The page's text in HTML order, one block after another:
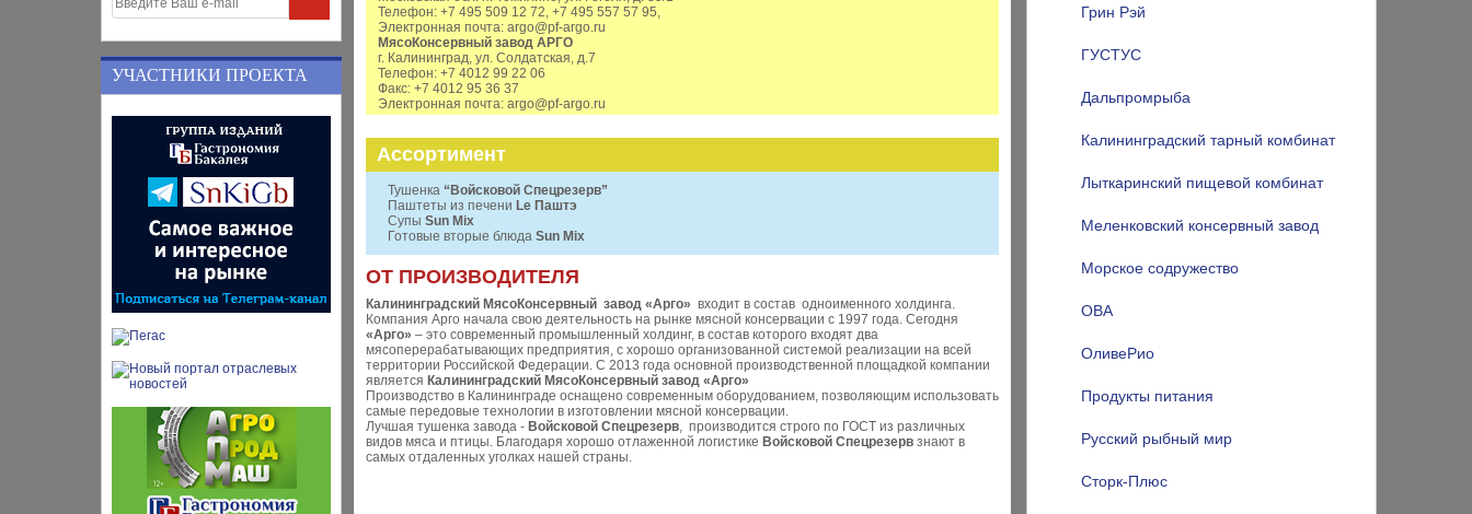
УЧАСТНИКИ ПРОЕКТА
Грин Рэй
ГУСТУС
Дальпромрыба
Калининградский тарный комбинат
Лыткаринский пищевой комбинат
Меленковский консервный завод
Морское содружество
ОВА
ОливеРио
Продукты питания
Русский рыбный мир
Сторк-Плюс
Телефон: +7 495 509 12 72, +7 495 557 57 95,
Электронная почта: argo@pf-argo.ru
МясоКонсервный завод АРГО
г. Калининград, ул. Солдатская, д.7
Телефон: +7 4012 99 22 06
Факс: +7 4012 95 36 37
Электронная почта: argo@pf-argo.ru
Ассортимент
Тушенка “Войсковой Спецрезерв”
Паштеты из печени Lе Паштэ
Супы Sun Mix
Готовые вторые блюда Sun Mix
ОТ ПРОИЗВОДИТЕЛЯ
Калининградский МясоКонсервный завод «Арго» входит в состав одноименного холдинга.
Компания Арго начала свою деятельность на рынке мясной консервации с 1997 года. Сегодня
«Арго» – это современный промышленный холдинг, в состав которого входят два
мясоперерабатывающих предприятия, с хорошо организованной системой реализации на всей
территории Российской Федерации. С 2013 года основной производственной площадкой компании
является Калининградский МясоКонсервный завод «Арго»
Производство в Калининграде оснащено современным оборудованием, позволяющим использовать
самые передовые технологии в изготовлении мясной консервации.
Лучшая тушенка завода - Войсковой Спецрезерв, производится строго по ГОСТ из различных
видов мяса и птицы. Благодаря хорошо отлаженной логистике Войсковой Спецрезерв знают в
самых отдаленных уголках нашей страны.